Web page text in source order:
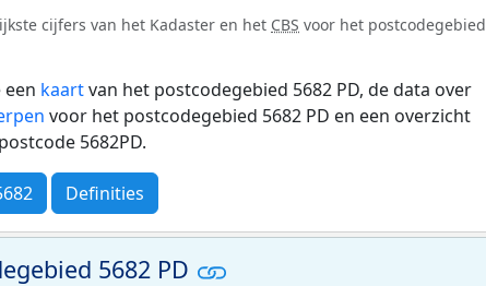
cijfers van het Kadaster en het CBS voor het postcodegebied
een kaartvan het postcodegebied 5682 PD, de data over
voor het postcodegebied 5682 PD en een overzicht
5682PD.
Definities
5682 PD